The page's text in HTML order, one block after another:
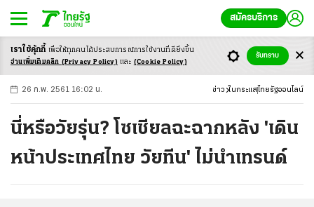
สมัครบริการ
-ก ก ก+
26 ก.พ. 2561 16:02 น. ข่าว ในกระแส ไทยรัฐออนไลน์
นี่หรือวัยรุ่น? โซเชียลฉะฉากหลัง 'เดิน
หน้าประเทศไทย วัยทีน' ไม่นำเทรนด์
เราใช้คุ้กกี้ เพื่อให้ทุกคนได้ประสบการณ์การใช้งานที่ดียิ่งขึ้น
อ่านเพิ่มเติมคลิก (Privacy Policy) และ (Cookie Policy)
รับทราบ